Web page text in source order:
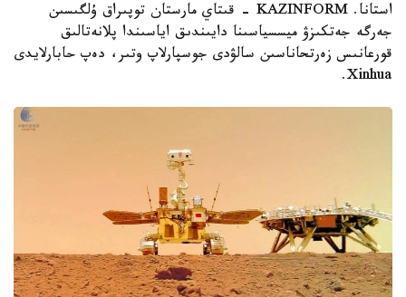
استانا. KAZINFORM - قىتاي مارستان توپىراق ۇلگىسىن
جەرگە جەتكىزۋ ميسسياسىنا دايىندىق اياسىندا پلانەتالىق
قورعانىس زەرتحاناسىن سالۋدى جوسپارلاپ وتىر، دەپ حابارلايدى
Xinhua.